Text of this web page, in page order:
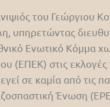
του Γεώργιου
υπηρετώντας
Ενωτικό Κόμμα
(ΕΠΕΚ) στις
σε καμία από τις
Ένωση